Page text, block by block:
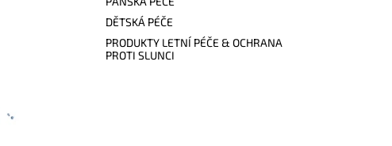
DĚTSKÁ PÉČE
PRODUKTY LETNÍ PÉČE & OCHRANA
PROTI SLUNCI